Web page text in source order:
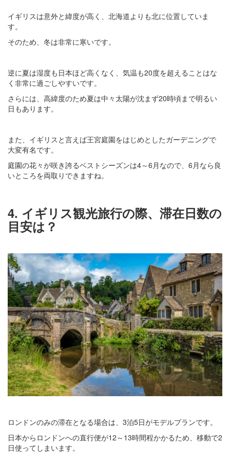
イギリスは意外と緯度が高く、北海道よりも北に位置していま
す。
そのため、冬は非常に寒いです。
逆に夏は湿度も日本ほど高くなく、気温も20度を超えることはな
く非常に過ごしやすいです。
さらには、高緯度のため夏は中々太陽が沈まず20時頃まで明るい
日もあります。
また、イギリスと言えば王宮庭園をはじめとしたガーデニングで
大変有名です。
庭園の花々が咲き誇るベストシーズンは4～6月なので、6月なら良
いところを両取りできますね。
4. イギリス観光旅行の際、滞在日数の
目安は？
ロンドンのみの滞在となる場合は、3泊5日がモデルプランです。
日本からロンドンへの直行便が12～13時間程かかるため、移動で2
日使ってしまいます。